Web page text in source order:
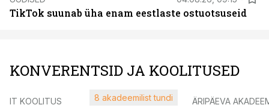
TikTok suunab üha enam eestlaste ostuotsuseid
KONVERENTSID JA KOOLITUSED
IT KOOLITUS 8 akadeemilist tundi ÄRIPÄEVA